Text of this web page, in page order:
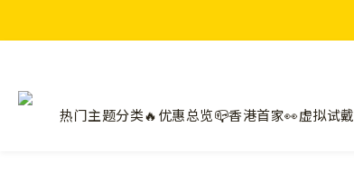
热门主题分类🔥优惠总览📪香港首家👀虚拟试戴